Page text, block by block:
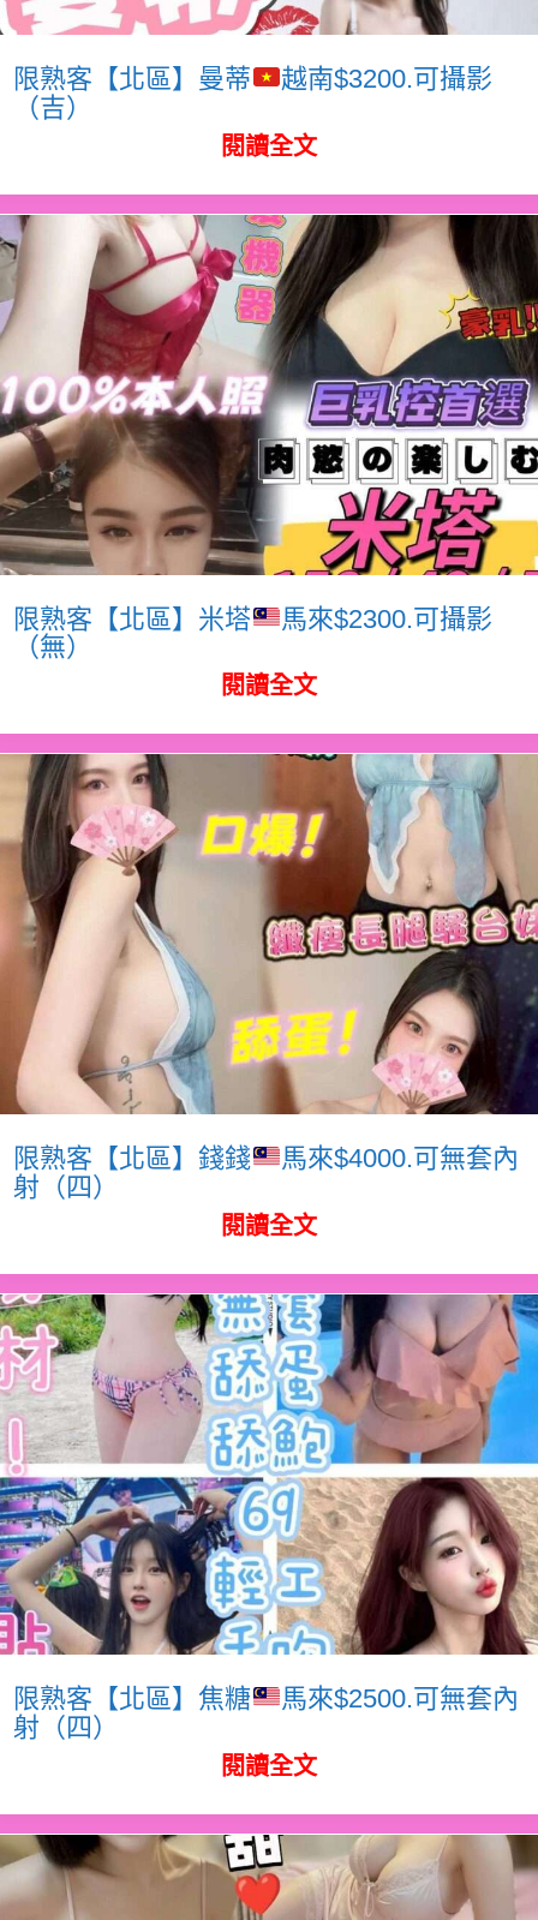
限熟客【北區】曼蒂
越南$3200.可攝影
（吉）
閱讀全文
限熟客【北區】米塔
馬來$2300.可攝影
（無）
閱讀全文
限熟客【北區】錢錢
馬來$4000.可無套內
射（四）
閱讀全文
限熟客【北區】焦糖
馬來$2500.可無套內
射（四）
閱讀全文